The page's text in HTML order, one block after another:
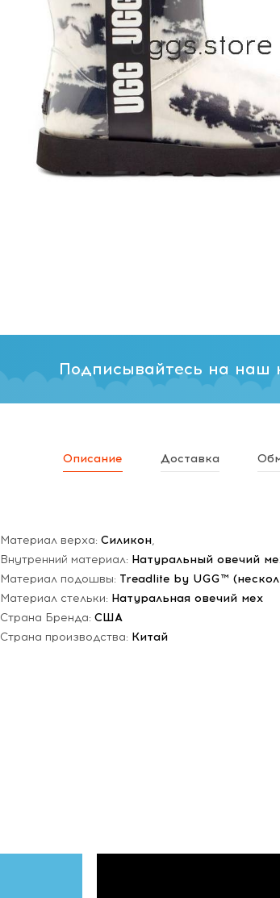
Подписывайтесь на наш
Описание Доставка
Материал верха: Силикон,
Внутренний материал: Натуральный овечий
Материал подошвы: Treadlite by UGG™
Материал стельки: Натуральная овечий мех
Страна Бренда: США
Страна производства: Китай